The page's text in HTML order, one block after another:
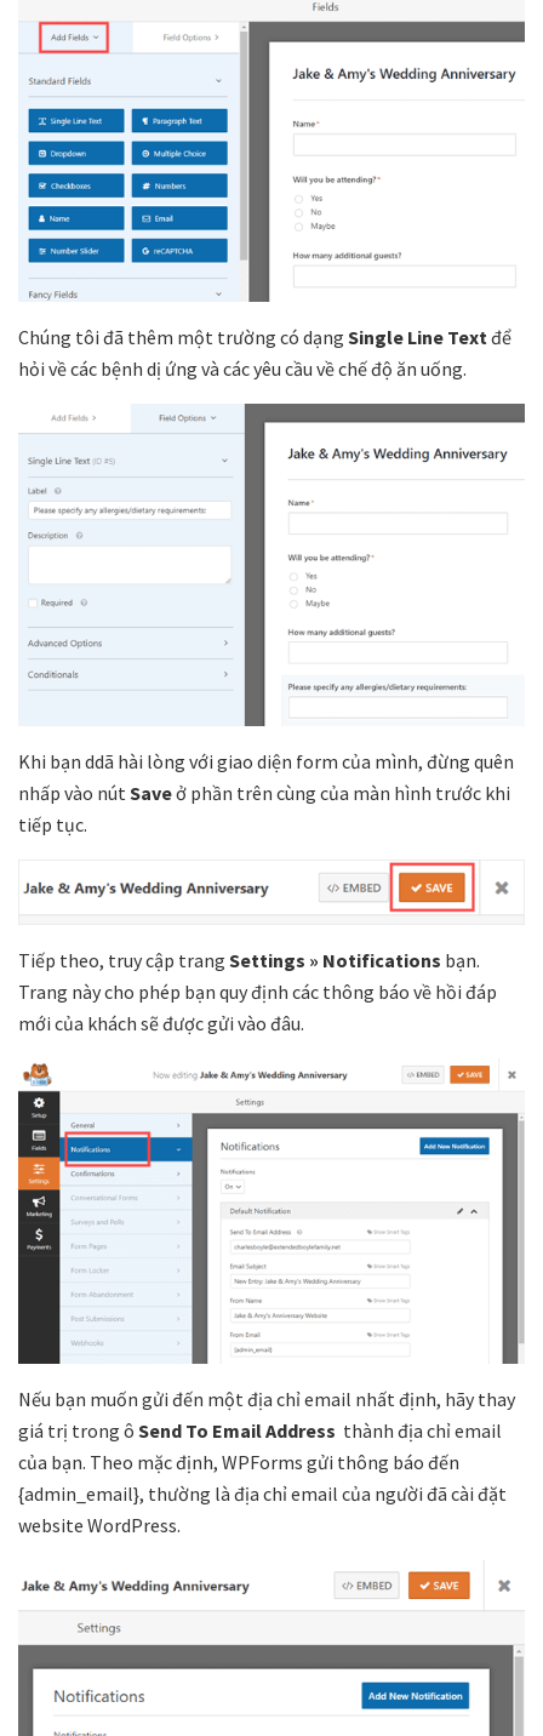
Chúng tôi đã thêm một trường có dạng Single Line Text để
hỏi về các bệnh dị ứng và các yêu cầu về chế độ ăn uống.
Khi bạn ddã hài lòng với giao diện form của mình, đừng quên
nhấp vào nútSaveở phần trên cùng của màn hình trước khi
tiếp tục.
Tiếp theo, truy cập trang Settings » Notifications bạn.
Trang này cho phép bạn quy định các thông báo về hồi đáp
mới của khách sẽ được gửi vào đâu.
Nếu bạn muốn gửi đến một địa chỉ email nhất định, hãy thay
giá trị trong ô Send To Email Address thành địa chỉ email
của bạn. Theo mặc định, WPForms gửi thông báo đến
{admin_email}, thường là địa chỉ email của người đã cài đặt
website WordPress.